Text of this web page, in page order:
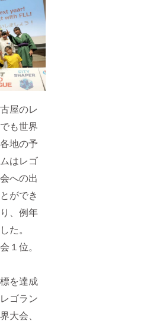
屋のレ
も世界
地の予
はレゴ
への出
ができ
、例年
た。
１位。
を達成
ゴラン
大会、